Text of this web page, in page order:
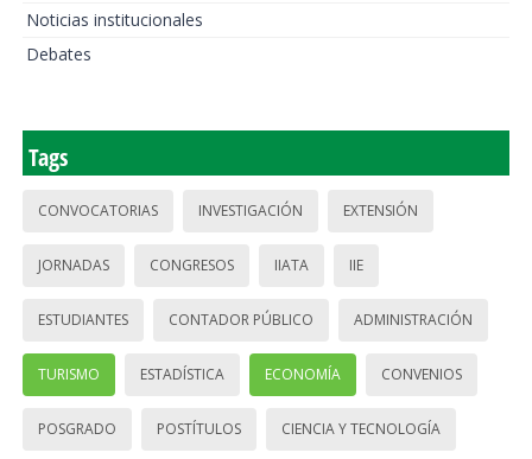
Noticias institucionales
Debates
Tags
CONVOCATORIAS INVESTIGACIÓN EXTENSIÓN
JORNADAS CONGRESOS IIATA IIE
ESTUDIANTES CONTADOR PÚBLICO ADMINISTRACIÓN
TURISMO ESTADÍSTICA ECONOMÍA CONVENIOS
POSGRADO POSTÍTULOS CIENCIA Y TECNOLOGÍA